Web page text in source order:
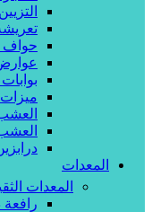
التزيين
حواف
ميزات
المعدات
المعدات